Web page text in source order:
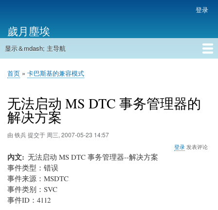
主
内
帐
户
菜
单
登录
歲月塵埃
主
航
显示＆mdash; 主导航
首页
面
屑
首页 卡巴斯基的兼容模式
无法启动 MS DTC 事务管理器的
解决方案
由 铁兵提交于 周三, 2007-05-23 14:57
登录 发表评论
內文
无法启动 MS DTC 事务管理器--解决方案
事件类型：错误
事件来源：MSDTC
事件类别：SVC
事件ID：4112